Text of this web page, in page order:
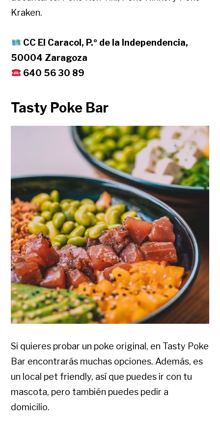
Kraken.
CC El Caracol, P.º de la Independencia,
50004 Zaragoza
640 56 30 89
Tasty Poke Bar
Si quieres probar un poke original, en Tasty Poke
Bar encontrarás muchas opciones. Además, es
un local pet friendly, así que puedes ir con tu
mascota, pero también puedes pedir a
domicilio.